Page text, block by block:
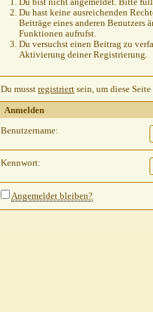
Du hast keine ausreichenden
Beiträge eines anderen Benutzers
Funktionen aufrufst.
Du versuchst einen Beitrag zu
Aktivierung deiner Registrierung.
Du musst registriert sein, um diese
Anmelden
Benutzername:
Kennwort:
Angemeldet bleiben?